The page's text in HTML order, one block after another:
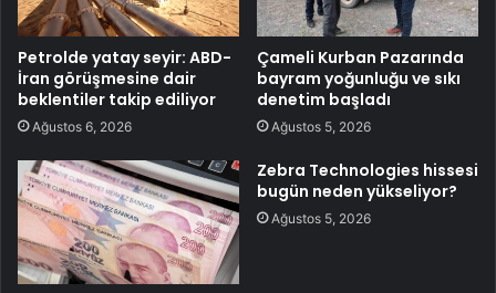
Petrolde yatay seyir: ABD-
İran görüşmesine dair
beklentiler takip ediliyor
Ağustos 6, 2026
Çameli Kurban Pazarında
bayram yoğunluğu ve sıkı
denetim başladı
Ağustos 5, 2026
Zebra Technologies hissesi
bugün neden yükseliyor?
Ağustos 5, 2026